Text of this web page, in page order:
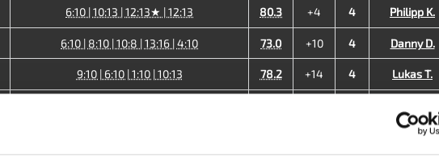
6:10 | 10:13 | 12:13★ | 12:13 80.3 +4 4 Philipp K.
6:10 | 8:10 | 10:8 | 13:16 | 4:10 73.0 +10 4 Danny D.
9:10 | 6:10 | 1:10 | 10:13 78.2 +14 4 Lukas T.
Neele W.